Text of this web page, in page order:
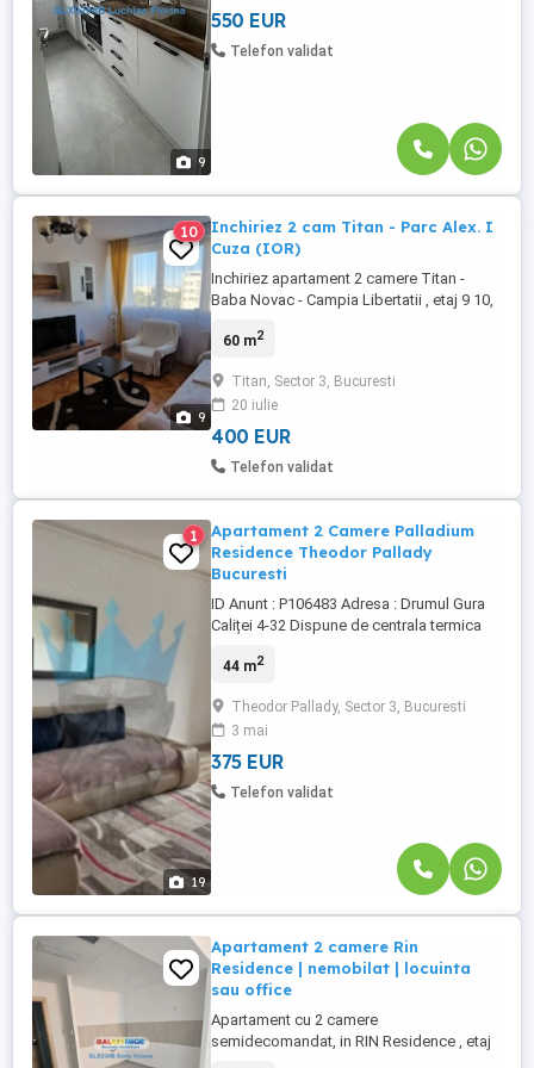
9
este situat ...
550 EUR
Telefon validat
9
10
Inchiriez 2 cam Titan - Parc Alex. I
Cuza (IOR)
Inchiriez apartament 2 camere Titan -
Baba Novac - Campia Libertatii , etaj 9 10,
pozitionat chiar in proximitatea parcului
punctele de interes general, mobilat , utilat
, Liber
60 m2
Titan, Sector 3, Bucuresti
20 iulie
400 EUR
Telefon validat
19
1
Apartament 2 Camere Palladium
Residence Theodor Pallady
Bucuresti
ID Anunt : P106483 Adresa : Drumul Gura
Caliței 4-32 Dispune de centrala termica
apartament cu 2 Camere, complet mobilat
Apartamentul are o suprafata de 43 mp si
se afla la Etajul 9 intr-un bloc cu regim de
inaltime P + 11. Agent: ...
44 m2
Theodor Pallady, Sector 3, Bucuresti
3 mai
375 EUR
Telefon validat
Apartament 2 camere Rin
Residence | nemobilat | locuinta
sau office
Apartament cu 2 camere
semidecomandat, in RIN Residence , etaj